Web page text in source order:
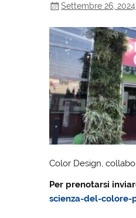
Settembre 26, 2024
Color Design,
Per prenotarsi
scienza-del-